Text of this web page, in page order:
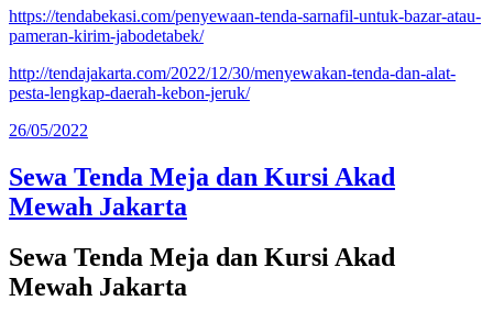
https://tendabekasi.com/penyewaan-tenda-sarnafil-untuk-bazar-atau-
pameran-kirim-jabodetabek/
http://tendajakarta.com/2022/12/30/menyewakan-tenda-dan-alat-
pesta-lengkap-daerah-kebon-jeruk/
Diposkan
26/05/2022
Sewa Tenda Meja dan Kursi Akad
Mewah Jakarta
Sewa Tenda Meja dan Kursi Akad
Mewah Jakarta